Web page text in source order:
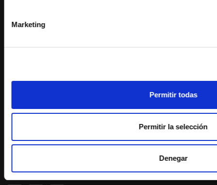
Marketing
Permitir todas
Permitir la selección
Denegar
Colegiada: 13232
(Colegio Oficial farmacéuticos Barcelona)
NIF: 37339170G
Email: farmacia@farmaciasoler.com